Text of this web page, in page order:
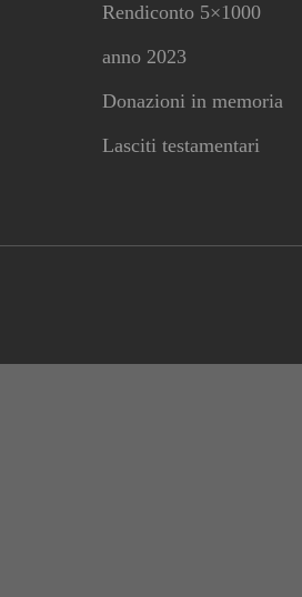
Rendiconto 5×1000
anno 2023
Donazioni in memoria
Lasciti testamentari